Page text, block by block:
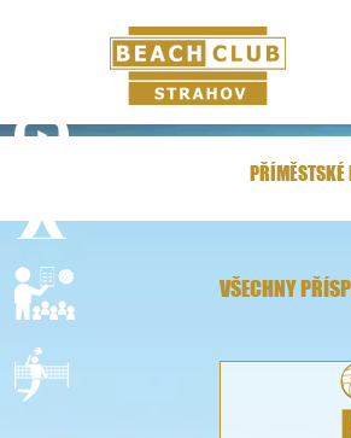
PŘÍMĚSTSKÉ
VŠECHNY